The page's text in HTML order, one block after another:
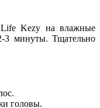
Life Kezy на влажные
3 минуты. Тщательно
головы.